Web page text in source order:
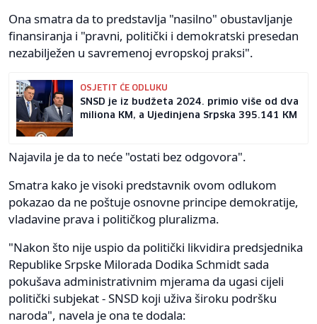
Ona smatra da to predstavlja "nasilno" obustavljanje
finansiranja i "pravni, politički i demokratski presedan
nezabilježen u savremenoj evropskoj praksi".
OSJETIT ĆE ODLUKU
SNSD je iz budžeta 2024. primio više od dva
miliona KM, a Ujedinjena Srpska 395.141 KM
Najavila je da to neće "ostati bez odgovora".
Smatra kako je visoki predstavnik ovom odlukom
pokazao da ne poštuje osnovne principe demokratije,
vladavine prava i političkog pluralizma.
"Nakon što nije uspio da politički likvidira predsjednika
Republike Srpske Milorada Dodika Schmidt sada
pokušava administrativnim mjerama da ugasi cijeli
politički subjekat - SNSD koji uživa široku podršku
naroda", navela je ona te dodala: